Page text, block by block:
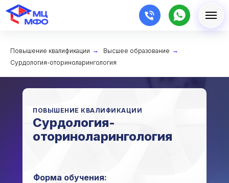
Повышение квалификации → Высшее образование →
Сурдология-оториноларингология
Сурдология-
оториноларингология
ПОВЫШЕНИЕ КВАЛИФИКАЦИИ
Форма обучения: